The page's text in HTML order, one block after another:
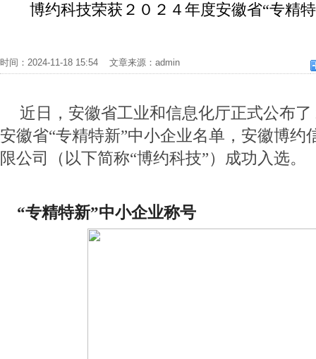
博约科技荣获２０２４年度安徽省“专精
时间：2024-11-18 15:54 文章来源：admin
近日，安徽省工业和信息化厅正式公布
安徽省“专精特新”中小企业名单，安徽博约
限公司（以下简称“博约科技”）成功入选。
“专精特新”中小企业称号